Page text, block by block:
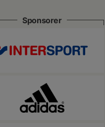
Sponsorer